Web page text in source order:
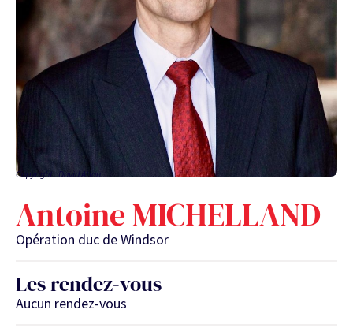
Copyright : David Atlan
Antoine MICHELLAND
Opération duc de Windsor
Les rendez-vous
Aucun rendez-vous